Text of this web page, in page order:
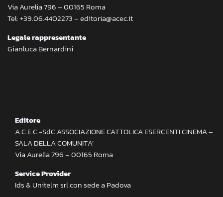
Via Aurelia 796 – 00165 Roma
Tel: +39.06.4402273 – editoria@acec.it
Legale rappresentante
Gianluca Bernardini
Editore
A.C.E.C.-SdC ASSOCIAZIONE CATTOLICA ESERCENTI CINEMA –
SALA DELLA COMUNITA’
Via Aurelia 796 – 00165 Roma
Service Provider
Ids & Unitelm srl con sede a Padova